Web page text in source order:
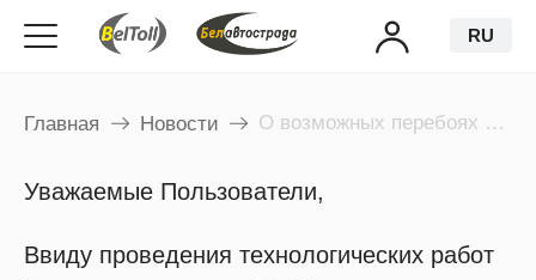
RU
Главная Новости О возможных перебоях в обслуживании держателей карт 3 июня
Уважаемые Пользователи,
Ввиду проведения технологических работ